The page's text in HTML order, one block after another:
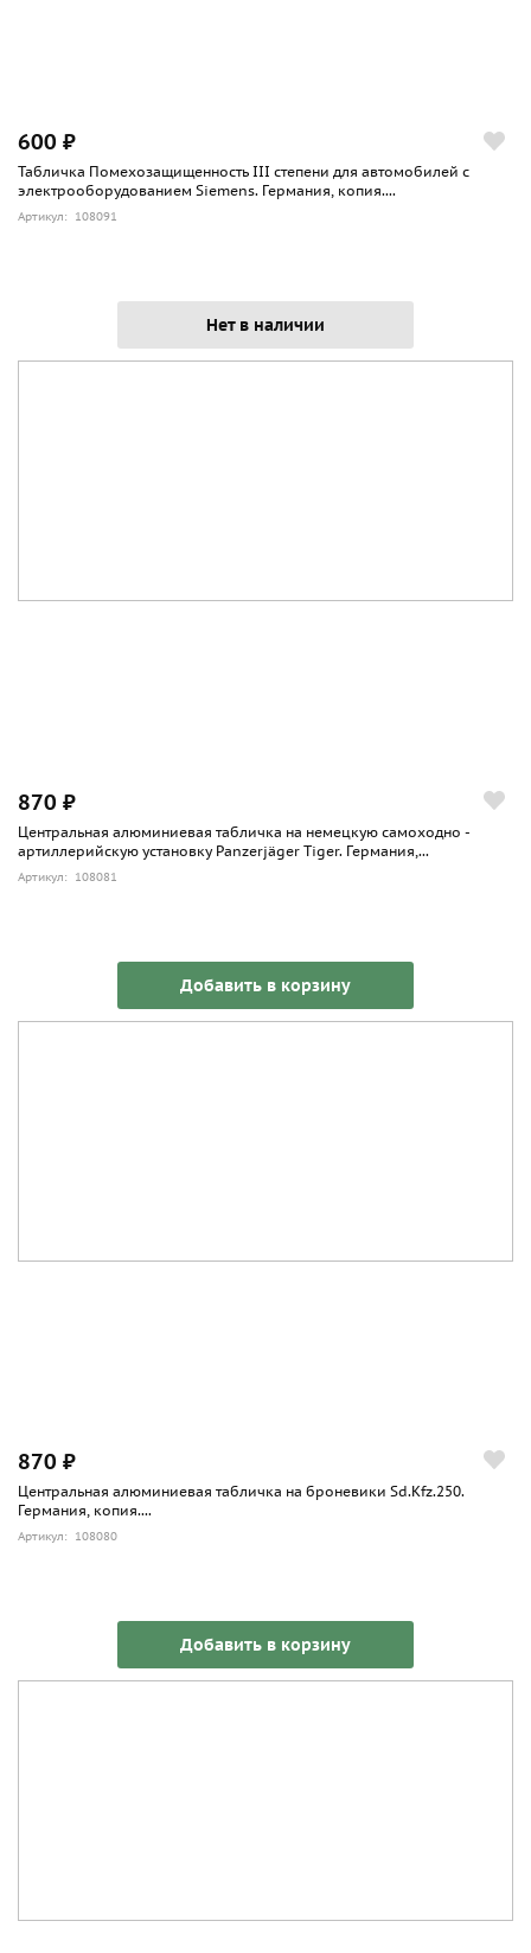
600 ₽
Табличка Помехозащищенность III степени для автомобилей с
электрооборудованием Siemens. Германия, копия....
Артикул: 108091
Нет в наличии
870 ₽
Центральная алюминиевая табличка на немецкую самоходно -
артиллерийскую установку Panzerjäger Tiger. Германия,...
Артикул: 108081
Добавить в корзину
870 ₽
Центральная алюминиевая табличка на броневики Sd.Kfz.250.
Германия, копия....
Артикул: 108080
Добавить в корзину